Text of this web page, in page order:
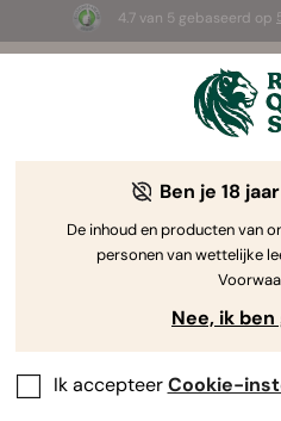
4.7 van 5 gebaseerd op
☀️ Summer Sales:
op geselecteerde
De Kweekgids Voor
Grow Guide Zoekmachine
Hoe kweek je F1
Luke Sumpter
Ben je 18
De inhoud en producten van
personen van wettelijke
Nee, ik ben
Ik accepteerCookie-